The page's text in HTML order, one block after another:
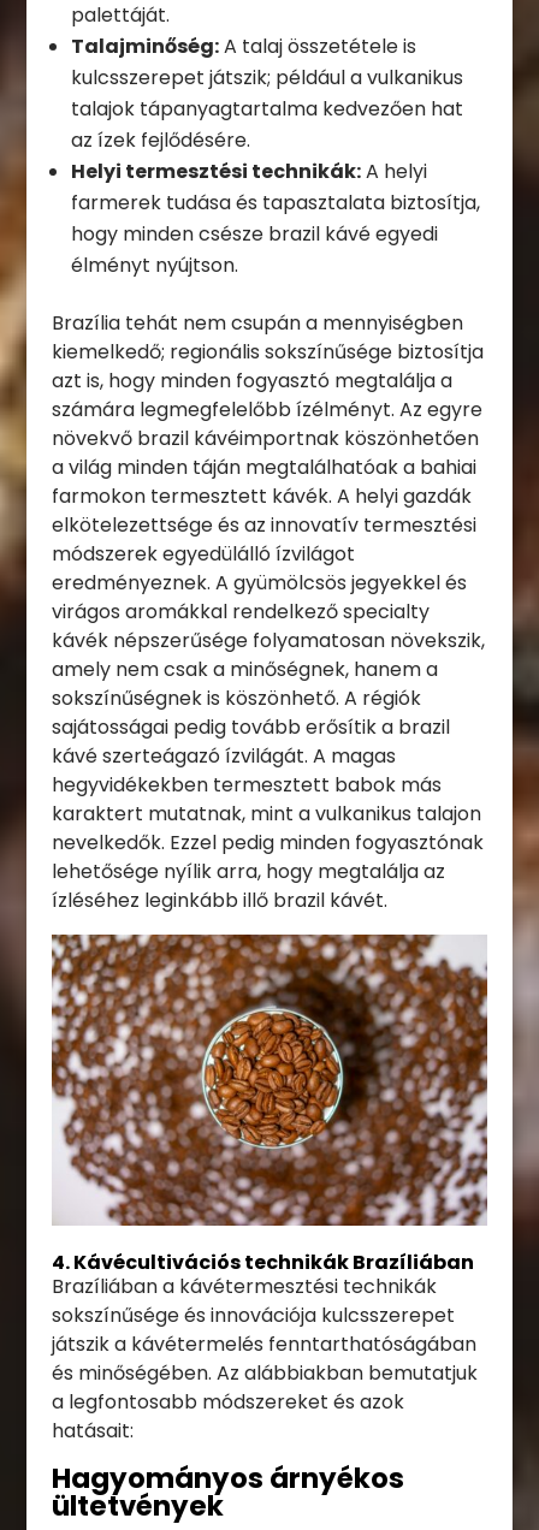
palettáját.
Talajminőség:A talaj összetétele is
kulcsszerepet játszik; például a vulkanikus
talajok tápanyagtartalma kedvezően hat
az ízek fejlődésére.
Helyi termesztési technikák:A helyi
farmerek tudása és tapasztalata biztosítja,
hogy minden csésze brazil kávé egyedi
élményt nyújtson.
Brazília tehát nem csupán a mennyiségben
kiemelkedő; regionális sokszínűsége biztosítja
azt is, hogy minden fogyasztó megtalálja a
számára legmegfelelőbb ízélményt. Az egyre
növekvő brazil kávéimportnak köszönhetően
a világ minden táján megtalálhatóak a bahiai
farmokon termesztett kávék. A helyi gazdák
elkötelezettsége és az innovatív termesztési
módszerek egyedülálló ízvilágot
eredményeznek. A gyümölcsös jegyekkel és
virágos aromákkal rendelkező specialty
kávék népszerűsége folyamatosan növekszik,
amely nem csak a minőségnek, hanem a
sokszínűségnek is köszönhető. A régiók
sajátosságai pedig tovább erősítik a brazil
kávé szerteágazó ízvilágát. A magas
hegyvidékekben termesztett babok más
karaktert mutatnak, mint a vulkanikus talajon
nevelkedők. Ezzel pedig minden fogyasztónak
lehetősége nyílik arra, hogy megtalálja az
ízléséhez leginkább illő brazil kávét.
4. Kávécultivációs technikák Brazíliában
Brazíliában a kávétermesztési technikák
sokszínűsége és innovációja kulcsszerepet
játszik a kávétermelés fenntarthatóságában
és minőségében. Az alábbiakban bemutatjuk
a legfontosabb módszereket és azok
hatásait:
Hagyományos árnyékos
ültetvények